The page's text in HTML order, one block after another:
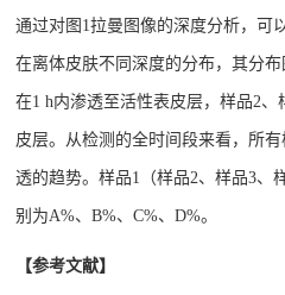
通过对图 1拉曼图像的深度分析，可
在离体皮肤不同深度的分布，其分
在1 h内渗透至活性表皮层，样品2
皮层。从检测的全时间段来看，所
透的趋势。样品1（样品2、样品3、
别为A%、B%、C%、D%。
【参考文献】